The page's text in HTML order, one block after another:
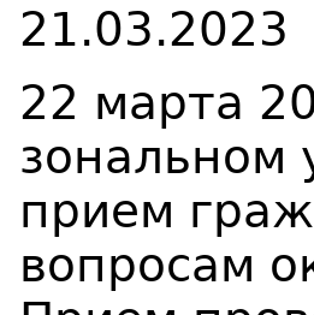
21.03.2023
22 марта
зональном
прием
вопросам